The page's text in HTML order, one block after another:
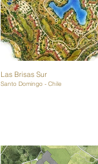
Las Brisas Sur
Santo Domingo - Chile